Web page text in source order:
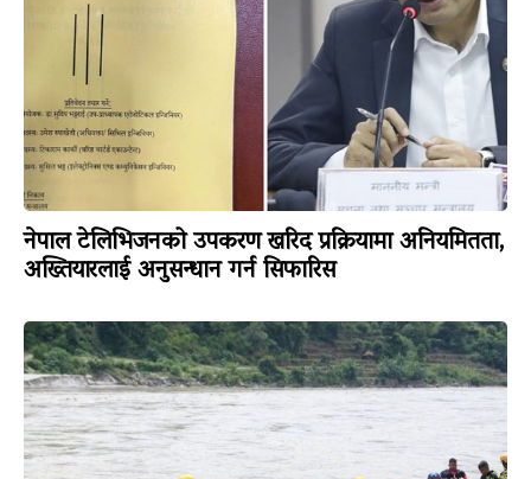
नेपाल टेलिभिजनको उपकरण खरिद प्रक्रियामा अनियमितता,
अख्तियारलाई अनुसन्धान गर्न सिफारिस